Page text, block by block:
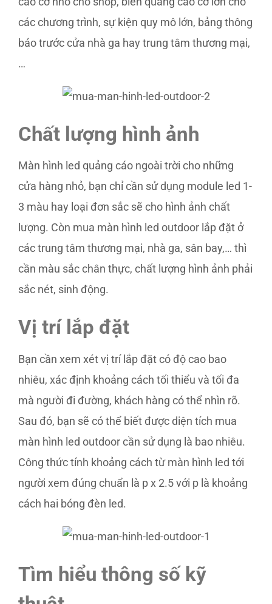
các chương trình, sự kiện quy mô lớn, bảng thông
báo trước cửa nhà ga hay trung tâm thương mại,
…
Chất lượng hình ảnh
Màn hình led quảng cáo ngoài trời cho những
cửa hàng nhỏ, bạn chỉ cần sử dụng module led 1-
3 màu hay loại đơn sắc sẽ cho hình ảnh chất
lượng. Còn mua màn hình led outdoor lắp đặt ở
các trung tâm thương mại, nhà ga, sân bay,… thì
cần màu sắc chân thực, chất lượng hình ảnh phải
sắc nét, sinh động.
Vị trí lắp đặt
Bạn cần xem xét vị trí lắp đặt có độ cao bao
nhiêu, xác định khoảng cách tối thiểu và tối đa
mà người đi đường, khách hàng có thể nhìn rõ.
Sau đó, bạn sẽ có thể biết được diện tích mua
màn hình led outdoor cần sử dụng là bao nhiêu.
Công thức tính khoảng cách từ màn hình led tới
người xem đúng chuẩn là p x 2.5 với p là khoảng
cách hai bóng đèn led.
Tìm hiểu thông số kỹ